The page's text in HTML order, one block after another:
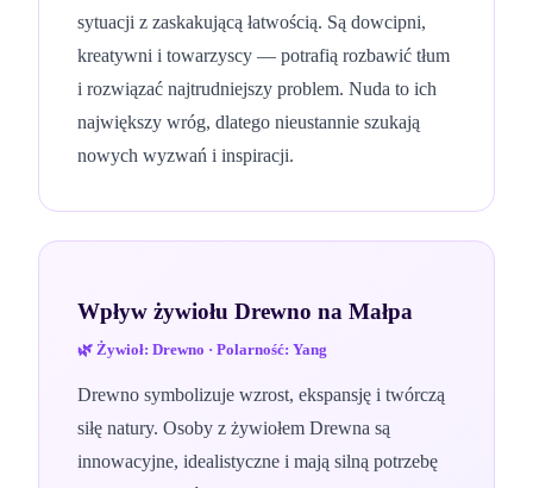
sytuacji z zaskakującą łatwością. Są dowcipni,
kreatywni i towarzyscy — potrafią rozbawić tłum
i rozwiązać najtrudniejszy problem. Nuda to ich
największy wróg, dlatego nieustannie szukają
nowych wyzwań i inspiracji.
Wpływ żywiołu Drewno na Małpa
🌿 Żywioł: Drewno · Polarność: Yang
Drewno symbolizuje wzrost, ekspansję i twórczą
siłę natury. Osoby z żywiołem Drewna są
innowacyjne, idealistyczne i mają silną potrzebę